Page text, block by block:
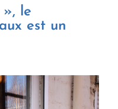
», le
est un